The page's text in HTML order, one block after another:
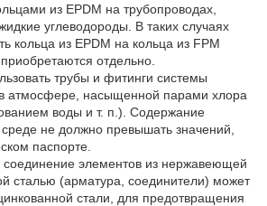
из EPDM на трубопроводах,
углеводороды. В таких случаях
кольца из EPDM на кольца из FPM
отдельно.
трубы и фитинги системы
атмосфере, насыщенной парами хлора
воды и т. п.). Содержание
не должно превышать значений,
паспорте.
соединение элементов из нержавеющей
сталью (арматура, соединители) может
стали, для предотвращения